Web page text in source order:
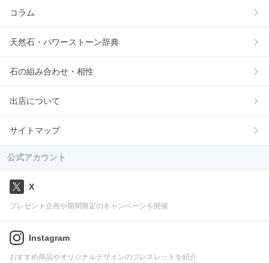
コラム
天然石・パワーストーン辞典
石の組み合わせ・相性
出店について
サイトマップ
公式アカウント
X
プレゼント企画や期間限定のキャンペーンを開催
Instagram
おすすめ商品やオリジナルデザインのブレスレットを紹介